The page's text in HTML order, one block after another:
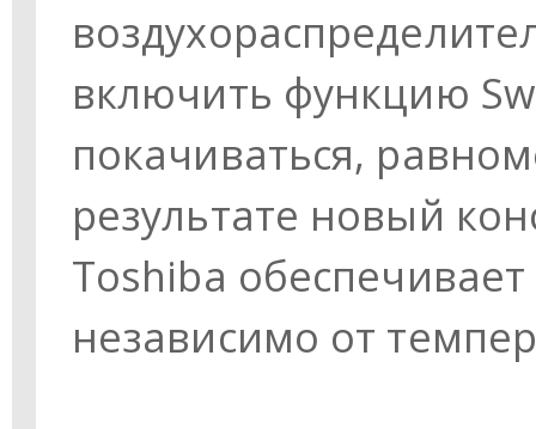
включить функцию
покачиваться,
результате новый
Toshiba
независимо от